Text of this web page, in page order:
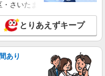
詳細を見る
西日本コーディネートセンタ
さいたま市岩槻区・久喜市・
とりあえずキープ
あり